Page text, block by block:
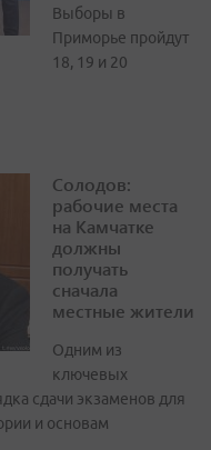
Выборы в
Приморье пройдут
18, 19 и 20
Солодов:
рабочие места
на Камчатке
должны
получать
сначала
местные жители
Одним из
ключевых
сдачи экзаменов для
и основам